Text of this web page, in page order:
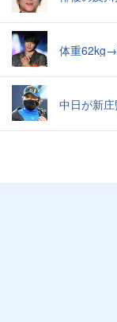
体重
中日が新